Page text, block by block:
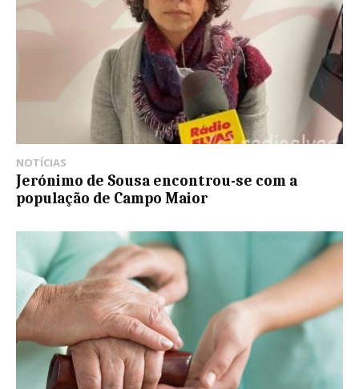
NOTÍCIAS
Jerónimo de Sousa encontrou-se com a
população de Campo Maior